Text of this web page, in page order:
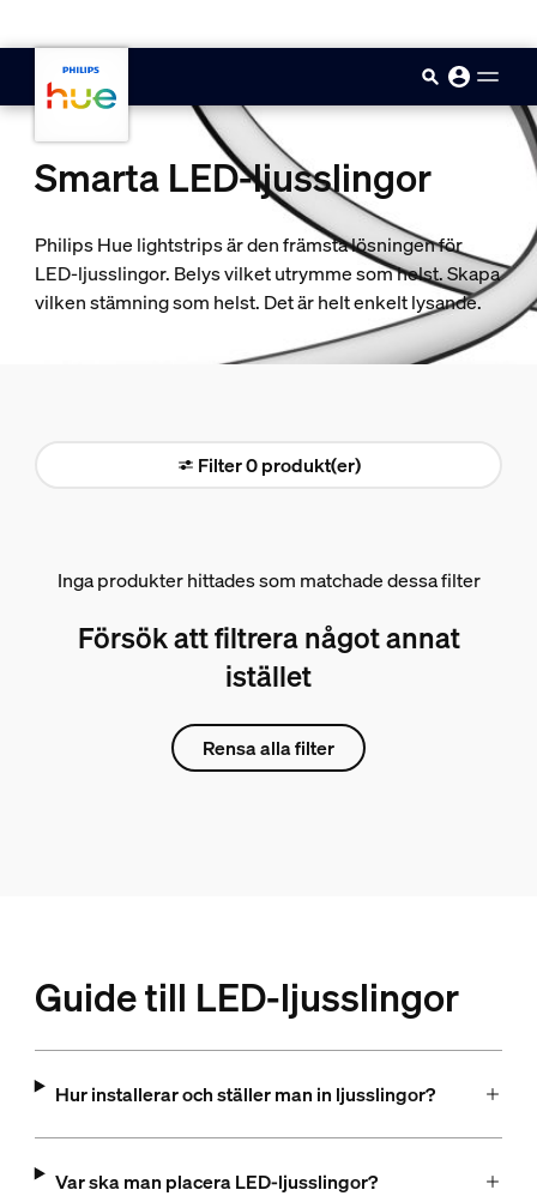
Smarta LED-ljusslingor
Philips Hue lightstrips är den främsta lösningen för
LED-ljusslingor. Belys vilket utrymme som helst. Skapa
vilken stämning som helst. Det är helt enkelt lysande.
Filter 0 produkt(er)
Inga produkter hittades som matchade dessa filter
Försök att filtrera något annat
istället
Rensa alla filter
Guide till LED-ljusslingor
Hur installerar och ställer man in ljusslingor?
Var ska man placera LED-ljusslingor?